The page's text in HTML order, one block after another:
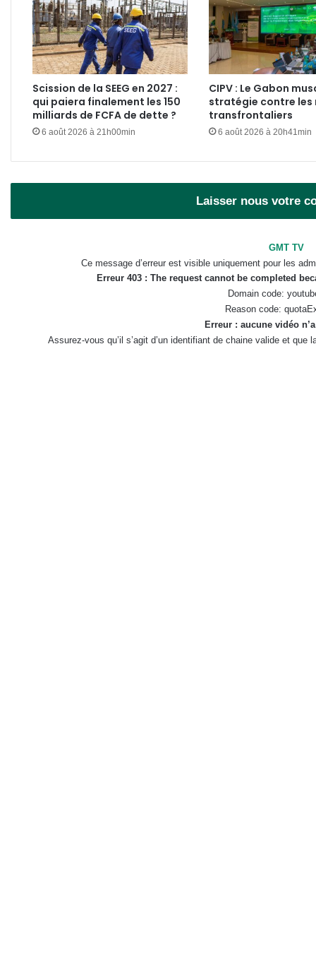
Scission de la SEEG en 2027 :
qui paiera finalement les 150
milliards de FCFA de dette ?
6 août 2026 à 21h00min
CIPV : Le Gabon
stratégie contre les
transfrontaliers
6 août 2026 à 20h41min
Laisser nous votre
GMT TV
Ce message d’erreur est visible uniquement pour les
Erreur 403 : The request cannot be completed
Domain code:
Reason code:
Erreur : aucune vidéo
Assurez-vous qu’il s’agit d’un identifiant de chaine valide et